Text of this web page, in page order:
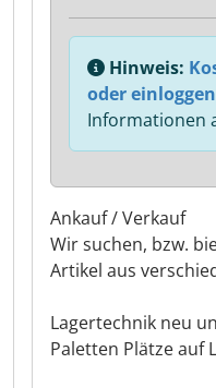
Ankauf / Verkauf
Wir suchen, bzw.
Artikel aus
Lagertechnik neu
Paletten Plätze auf
Hinweis:
oder
Informationen